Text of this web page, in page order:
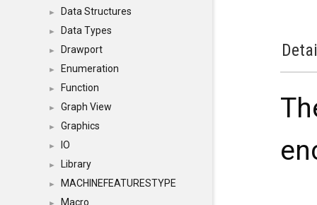
► Data Structures
► Data Types
► Drawport
► Enumeration
► Function
► Graph View
► Graphics
► IO
► Library
► MACHINEFEATURESTYPE
Macro